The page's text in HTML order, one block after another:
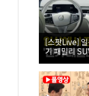
[스팟Live] 일
기 패밀리